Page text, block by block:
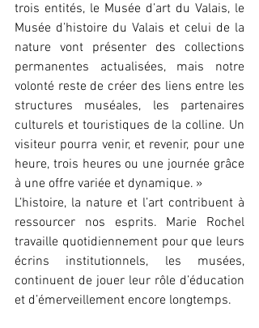
trois entités, le Musée d’art du Valais, le
Musée d’histoire du Valais et celui de la
nature vont présenter des collections
permanentes actualisées, mais notre
volonté reste de créer des liens entre les
structures muséales, les partenaires
culturels et touristiques de la colline. Un
visiteur pourra venir, et revenir, pour une
heure, trois heures ou une journée grâce
à une offre variée et dynamique. »
L’histoire, la nature et l’art contribuent à
ressourcer nos esprits. Marie Rochel
travaille quotidiennement pour que leurs
écrins institutionnels, les musées,
continuent de jouer leur rôle d’éducation
et d’émerveillement encore longtemps.